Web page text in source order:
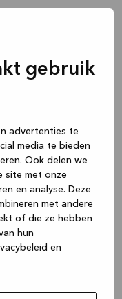
gebruik
advertenties te
media te bieden
Ook delen we
site met onze
en analyse. Deze
met andere
of die ze hebben
hun
en